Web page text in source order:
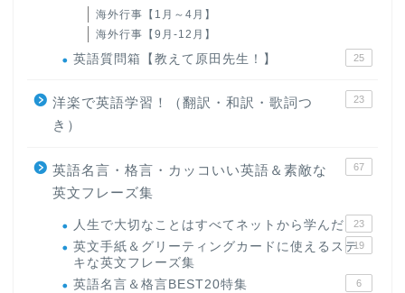
海外行事【1月～4月】
海外行事【9月-12月】
英語質問箱【教えて原田先生！】 25
洋楽で英語学習！（翻訳・和訳・歌詞つ
き）
23
英語名言・格言・カッコいい英語＆素敵な
英文フレーズ集
67
人生で大切なことはすべてネットから学んだ 23
英文手紙＆グリーティングカードに使えるステ
キな英文フレーズ集
19
英語名言＆格言BEST20特集 6